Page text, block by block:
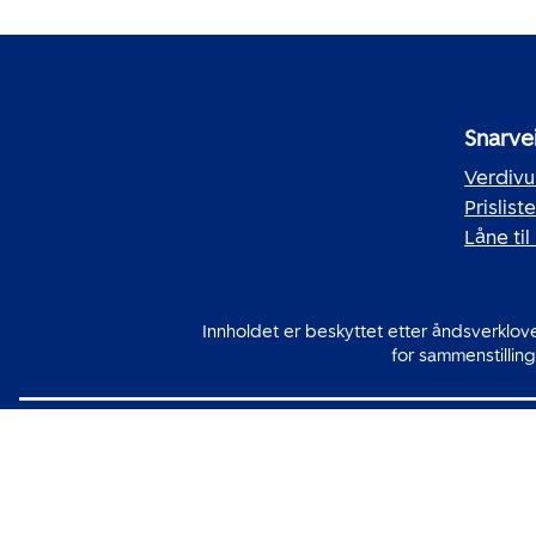
Prisliste
Låne
Innholdet er beskyttet etter
for